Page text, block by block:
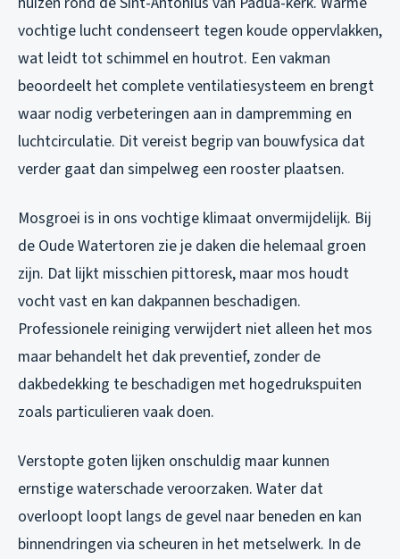
vochtige lucht condenseert tegen koude oppervlakken,
wat leidt tot schimmel en houtrot. Een vakman
beoordeelt het complete ventilatiesysteem en brengt
waar nodig verbeteringen aan in dampremming en
luchtcirculatie. Dit vereist begrip van bouwfysica dat
verder gaat dan simpelweg een rooster plaatsen.
Mosgroei is in ons vochtige klimaat onvermijdelijk. Bij
de Oude Watertoren zie je daken die helemaal groen
zijn. Dat lijkt misschien pittoresk, maar mos houdt
vocht vast en kan dakpannen beschadigen.
Professionele reiniging verwijdert niet alleen het mos
maar behandelt het dak preventief, zonder de
dakbedekking te beschadigen met hogedrukspuiten
zoals particulieren vaak doen.
Verstopte goten lijken onschuldig maar kunnen
ernstige waterschade veroorzaken. Water dat
overloopt loopt langs de gevel naar beneden en kan
binnendringen via scheuren in het metselwerk. In de